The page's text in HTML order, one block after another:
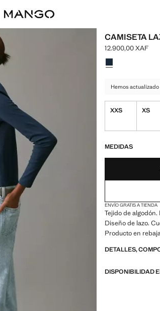
CAMISETA
Precio actual
12.900,00 XAF
Selecciona un color
Hemos
XXS XS
MEDIDAS
ENVÍO GRATIS A TIENDA
Tejido de
Diseño de lazo.
Producto en
DETALLES,
DISPONIBILIDAD